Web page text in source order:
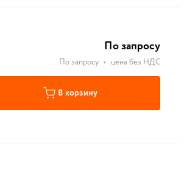
По запросу
По запросу • цена без НДС
В корзину